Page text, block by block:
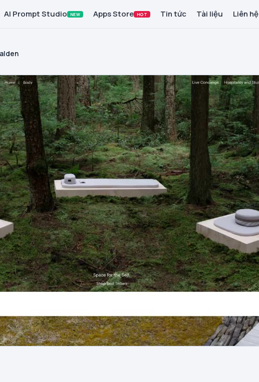
AI Prompt Studio NEW Apps Store HOT Tin tức Tài liệu Liên hệ